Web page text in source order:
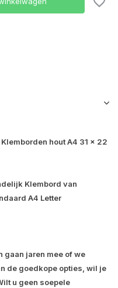
hout A4 31 x 22
Klembord van
A4 Letter
jaren mee of we
de goedkope opties, wil je
u geen soepele